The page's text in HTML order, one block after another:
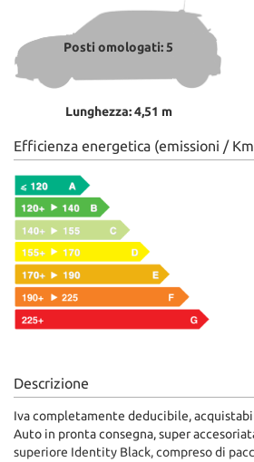
Posti omologati: 5
Lunghezza: 4,51 m
Efficienza energetica (emissioni /
Descrizione
Iva completamente deducibile,
Auto in pronta consegna, super
superiore Identity Black, compreso di